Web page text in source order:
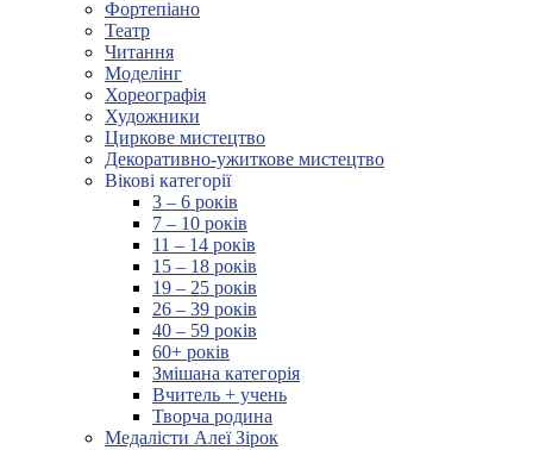
Фортепіано
Театр
Читання
Моделінг
Хореографія
Художники
Циркове мистецтво
Декоративно-ужиткове мистецтво
Вікові категорії
3 – 6 років
7 – 10 років
11 – 14 років
15 – 18 років
19 – 25 років
26 – 39 років
40 – 59 років
60+ років
Змішана категорія
Вчитель + учень
Творча родина
Медалісти Алеї Зірок